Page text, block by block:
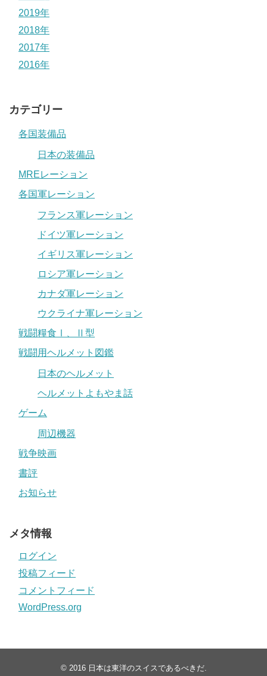
2019年
2018年
2017年
2016年
カテゴリー
各国装備品
日本の装備品
MREレーション
各国軍レーション
フランス軍レーション
ドイツ軍レーション
イギリス軍レーション
ロシア軍レーション
カナダ軍レーション
ウクライナ軍レーション
戦闘糧食Ⅰ、Ⅱ型
戦闘用ヘルメット図鑑
日本のヘルメット
ヘルメットよもやま話
ゲーム
周辺機器
戦争映画
書評
お知らせ
メタ情報
ログイン
投稿フィード
コメントフィード
WordPress.org
© 2016 日本は東洋のスイスであるべきだ.